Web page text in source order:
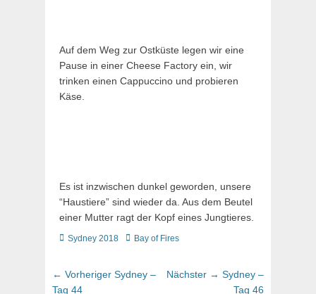
Auf dem Weg zur Ostküste legen wir eine
Pause in einer Cheese Factory ein, wir
trinken einen Cappuccino und probieren
Käse.
Es ist inzwischen dunkel geworden, unsere
“Haustiere” sind wieder da. Aus dem Beutel
einer Mutter ragt der Kopf eines Jungtieres.
Kategorien
Sydney 2018 Schlagworte
Bay of Fires
Beitragsnavigation
← Vorheriger Vorheriger
Sydney –
Tag 44
Nächster → Nächster
Beitrag:
Sydney –
Tag 46